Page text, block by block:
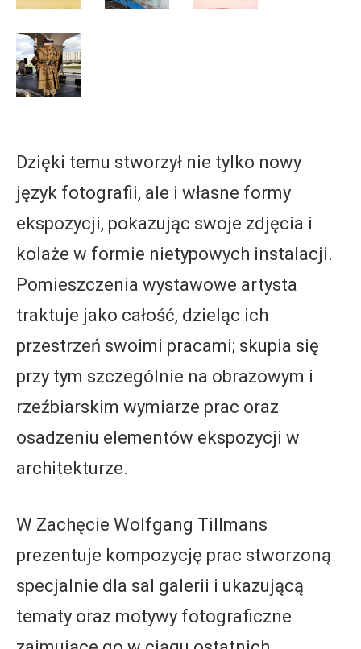
Dzięki temu stworzył nie tylko nowy
język fotografii, ale i własne formy
ekspozycji, pokazując swoje zdjęcia i
kolaże w formie nietypowych instalacji.
Pomieszczenia wystawowe artysta
traktuje jako całość, dzieląc ich
przestrzeń swoimi pracami; skupia się
przy tym szczególnie na obrazowym i
rzeźbiarskim wymiarze prac oraz
osadzeniu elementów ekspozycji w
architekturze.
W Zachęcie Wolfgang Tillmans
prezentuje kompozycję prac stworzoną
specjalnie dla sal galerii i ukazującą
tematy oraz motywy fotograficzne